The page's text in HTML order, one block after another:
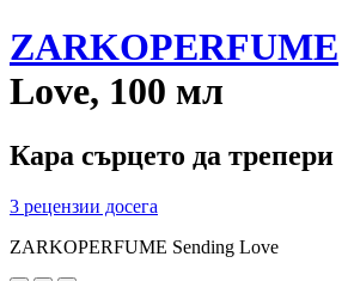
ZARKOPERFUME
Love, 100 мл
Кара сърцето да трепери
3 рецензии досега
ZARKOPERFUME Sending Love